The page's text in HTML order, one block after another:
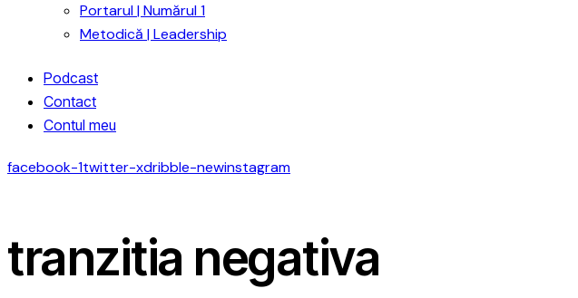
Portarul | Numărul 1
Metodică | Leadership
Podcast
Contact
Contul meu
facebook-1twitter-xdribble-newinstagram
tranzitia negativa